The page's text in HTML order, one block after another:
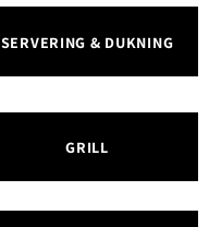
SERVERING & DUKNING
GRILL